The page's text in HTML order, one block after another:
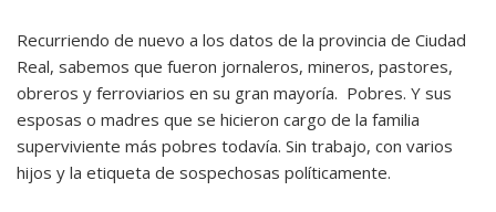
Recurriendo de nuevo a los datos de la provincia de Ciudad
Real, sabemos que fueron jornaleros, mineros, pastores,
obreros y ferroviarios en su gran mayoría. Pobres. Y sus
esposas o madres que se hicieron cargo de la familia
superviviente más pobres todavía. Sin trabajo, con varios
hijos y la etiqueta de sospechosas políticamente.